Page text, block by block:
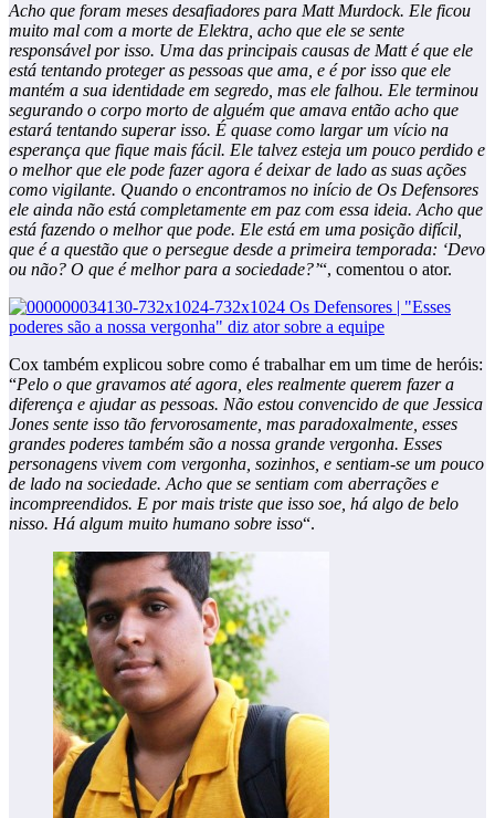
Acho que foram meses desafiadores para Matt Murdock. Ele ficou
muito mal com a morte de Elektra, acho que ele se sente
responsável por isso. Uma das principais causas de Matt é que ele
está tentando proteger as pessoas que ama, e é por isso que ele
mantém a sua identidade em segredo, mas ele falhou. Ele terminou
segurando o corpo morto de alguém que amava então acho que
estará tentando superar isso. É quase como largar um vício na
esperança que fique mais fácil. Ele talvez esteja um pouco perdido e
o melhor que ele pode fazer agora é deixar de lado as suas ações
como vigilante. Quando o encontramos no início de Os Defensores
ele ainda não está completamente em paz com essa ideia. Acho que
está fazendo o melhor que pode. Ele está em uma posição difícil,
que é a questão que o persegue desde a primeira temporada: ‘Devo
ou não? O que é melhor para a sociedade?’“, comentou o ator.
Cox também explicou sobre como é trabalhar em um time de heróis:
“Pelo o que gravamos até agora, eles realmente querem fazer a
diferença e ajudar as pessoas. Não estou convencido de que Jessica
Jones sente isso tão fervorosamente, mas paradoxalmente, esses
grandes poderes também são a nossa grande vergonha. Esses
personagens vivem com vergonha, sozinhos, e sentiam-se um pouco
de lado na sociedade. Acho que se sentiam com aberrações e
incompreendidos. E por mais triste que isso soe, há algo de belo
nisso. Há algum muito humano sobre isso“.